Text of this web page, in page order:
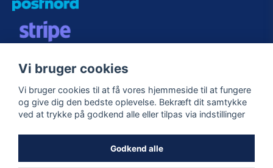
EXPRESS
Følg os
Vi bruger cookies
Vi bruger cookies til at få vores hjemmeside til at fungere
og give dig den bedste oplevelse. Bekræft dit samtykke
ved at trykke på godkend alle eller tilpas via indstillinger
Godkend alle